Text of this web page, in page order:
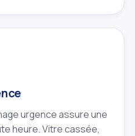
urgence assure une
heure. Vitre cassée,